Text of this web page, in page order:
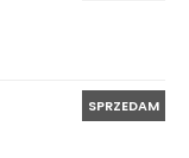
SPRZEDAM